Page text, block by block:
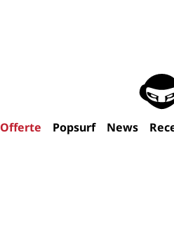
Offerte Popsurf News